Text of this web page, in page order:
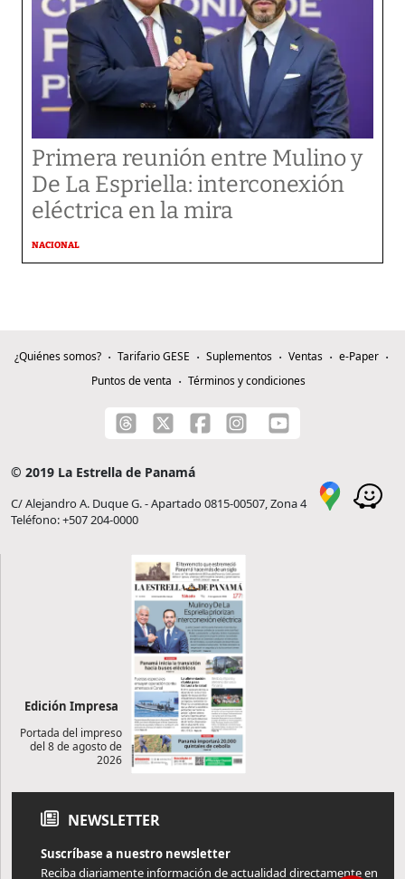
Primera reunión entre Mulino y
De La Espriella: interconexión
eléctrica en la mira
NACIONAL
¿Quiénes somos? Tarifario GESE Suplementos Ventas
e-Paper
Puntos de venta
Términos y condiciones
© 2019 La Estrella de Panamá
C/ Alejandro A. Duque G. - Apartado 0815-00507, Zona 4
Teléfono: +507 204-0000
Edición Impresa
Portada del impreso
del 8 de agosto de
2026
NEWSLETTER
Suscríbase a nuestro newsletter
Reciba diariamente información de actualidad directamente en